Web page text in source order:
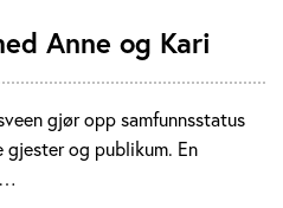
Anne og Kari
gjør opp samfunnsstatus
og publikum. En